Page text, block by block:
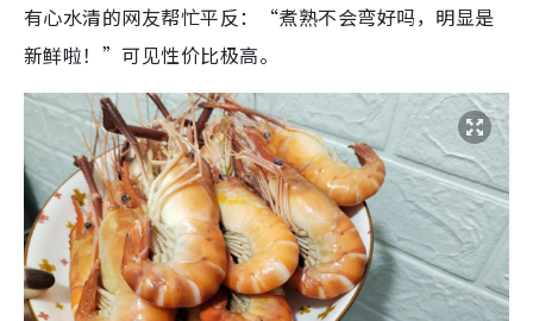
有心水清的网友帮忙平反：“煮熟不会弯好吗，明显是
新鲜啦！”可见性价比极高。